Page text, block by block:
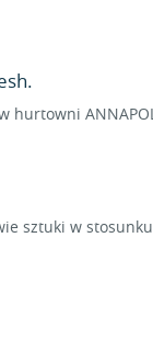
hurtowni
sztuki w